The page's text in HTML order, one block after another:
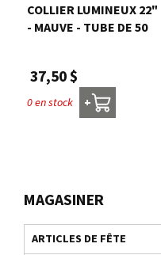
MAGASINER
ARTICLES DE FÊTE
COLLIER LUMINEUX 22"
- MAUVE - TUBE DE 50
37,50 $
0 en stock +